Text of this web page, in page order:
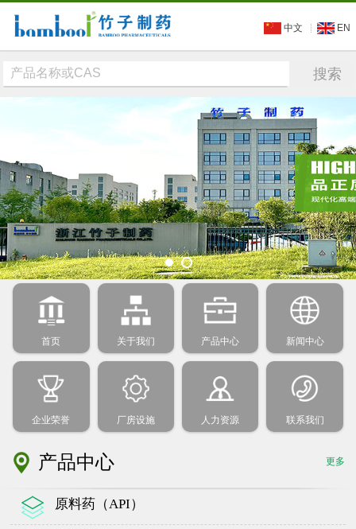
中文 EN
首页 关于我们 产品中心 新闻中心
企业荣誉 厂房设施 人力资源 联系我们
产品中心 更多
原料药（API）